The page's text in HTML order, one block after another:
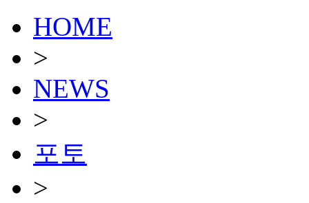
HOME
>
NEWS
>
포토
>